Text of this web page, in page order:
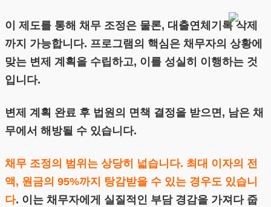
이 제도를 통해 채무 조정은 물론, 대출연체기록 삭제
까지 가능합니다. 프로그램의 핵심은 채무자의 상황에
맞는 변제 계획을 수립하고, 이를 성실히 이행하는 것
입니다.
변제 계획 완료 후 법원의 면책 결정을 받으면, 남은 채
무에서 해방될 수 있습니다.
채무 조정의 범위는 상당히 넓습니다. 최대 이자의 전
액, 원금의 95%까지 탕감받을 수 있는 경우도 있습니
다. 이는 채무자에게 실질적인 부담 경감을 가져다 줍